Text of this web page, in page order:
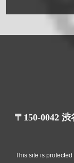
〒150-0042
This site is